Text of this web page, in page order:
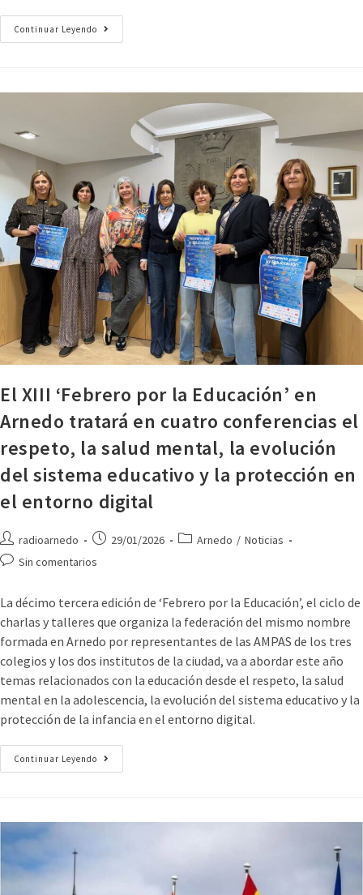
Continuar Leyendo
El XIII ‘Febrero por la Educación’ en
Arnedo tratará en cuatro conferencias el
respeto, la salud mental, la evolución
del sistema educativo y la protección en
el entorno digital
radioarnedo 29/01/2026 Arnedo / Noticias
Sin comentarios
La décimo tercera edición de ‘Febrero por la Educación’, el ciclo de
charlas y talleres que organiza la federación del mismo nombre
formada en Arnedo por representantes de las AMPAS de los tres
colegios y los dos institutos de la ciudad, va a abordar este año
temas relacionados con la educación desde el respeto, la salud
mental en la adolescencia, la evolución del sistema educativo y la
protección de la infancia en el entorno digital.
Continuar Leyendo